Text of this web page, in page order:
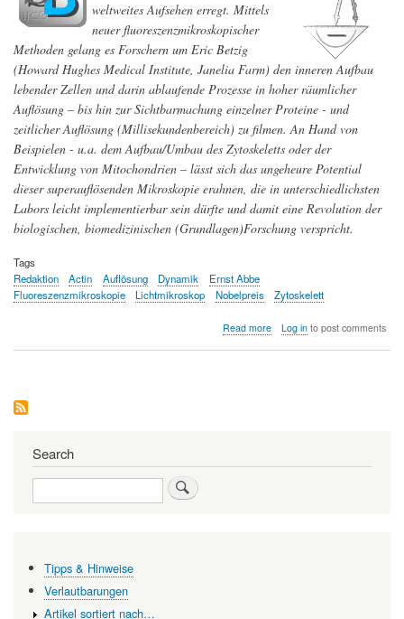
weltweites Aufsehen erregt. Mittels
neuer fluoreszenzmikroskopischer
Methoden gelang es Forschern um Eric Betzig
(Howard Hughes Medical Institute, Janelia Farm) den inneren Aufbau
lebender Zellen und darin ablaufende Prozesse in hoher räumlicher
Auflösung – bis hin zur Sichtbarmachung einzelner Proteine - und
zeitlicher Auflösung (Millisekundenbereich) zu filmen. An Hand von
Beispielen - u.a. dem Aufbau/Umbau des Zytoskeletts oder der
Entwicklung von Mitochondrien – lässt sich das ungeheure Potential
dieser superauflösenden Mikroskopie erahnen, die in unterschiedlichsten
Labors leicht implementierbar sein dürfte und damit eine Revolution der
biologischen, biomedizinischen (Grundlagen)Forschung verspricht.
Tags
Redaktion
Actin Auflösung Dynamik
Ernst Abbe
Fluoreszenzmikroskopie
Lichtmikroskop Nobelpreis Zytoskelett
Read moreabout
in
Log into post comments
Search
Search
Tipps & Hinweise
Verlautbarungen
Artikel sortiert nach…